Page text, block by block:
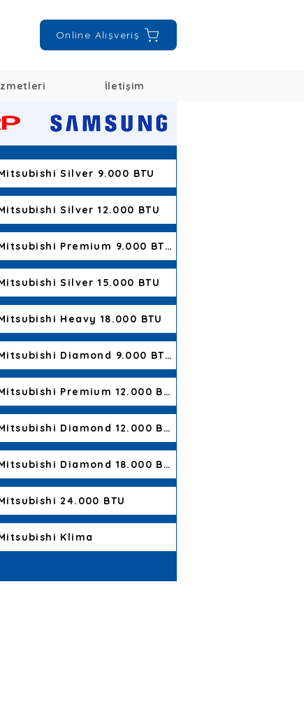
Online Alışveriş
İletişim
Silver 9.000 BTU
Silver 12.000 BTU
Mitsubishi Premium 9.000 BTU
Silver 15.000 BTU
Heavy 18.000 BTU
Mitsubishi Diamond 9.000 BTU
Mitsubishi Premium 12.000 BTU
Mitsubishi Diamond 12.000 BTU
Mitsubishi Diamond 18.000 BTU
24.000 BTU
Klima